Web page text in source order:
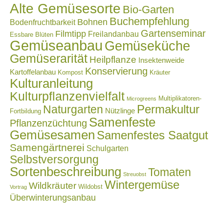
Alte Gemüsesorte Bio-Garten
Bodenfruchtbarkeit Bohnen Buchempfehlung
Essbare Blüten Filmtipp Freilandanbau Gartenseminar
Gemüseanbau Gemüseküche
Gemüserarität Heilpflanze
Insektenweide
Kartoffelanbau Kompost Konservierung Kräuter
Kulturanleitung
Kulturpflanzenvielfalt Microgreens Multiplikatoren-
Fortbildung Naturgarten Nützlinge Permakultur
Pflanzenzüchtung Samenfeste
Gemüsesamen Samenfestes Saatgut
Samengärtnerei Schulgarten
Selbstversorgung
Sortenbeschreibung Streuobst Tomaten
Vortrag Wildkräuter Wildobst Wintergemüse
Überwinterungsanbau